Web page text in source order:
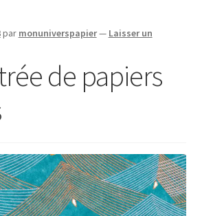
par monuniverspapier— Laisser un
de papiers